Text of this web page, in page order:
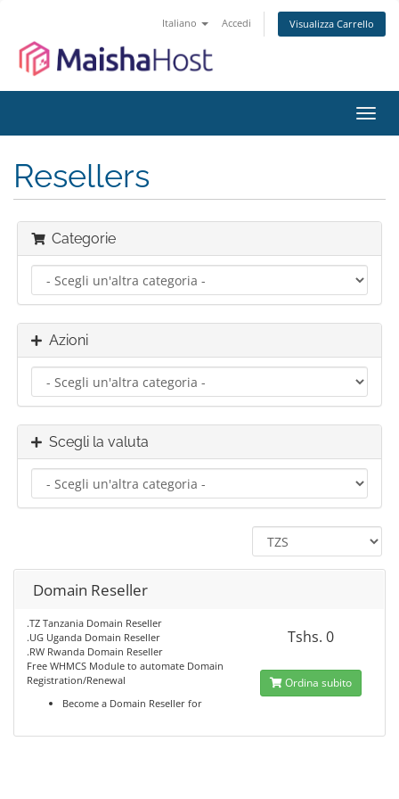
Italiano Accedi Visualizza Carrello
Attiva
Resellers
Categorie
Azioni
Scegli la valuta
Domain Reseller
.TZ Tanzania Domain Reseller
.UG Uganda Domain Reseller
.RW Rwanda Domain Reseller
Free WHMCS Module to automate Domain
Registration/Renewal
Become a Domain Reseller for
Tshs. 0
Ordina subito